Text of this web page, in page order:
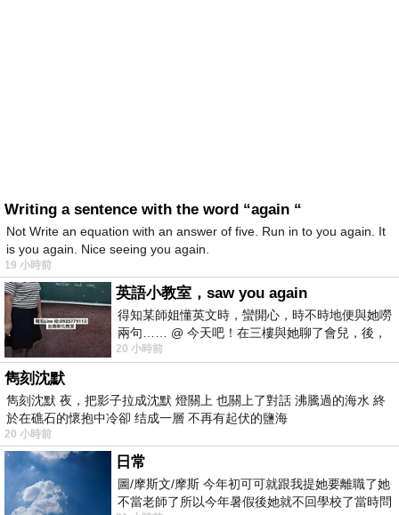
Writing a sentence with the word “again “
Not Write an equation with an answer of five. Run in to you again. It
is you again. Nice seeing you again.
19 小時前
英語小教室，saw you again
得知某師姐懂英文時，蠻開心，時不時地便與她嘮
兩句…… @ 今天吧！在三樓與她聊了會兒，後，
下二樓居然又撞到她，於是
20 小時前
雋刻沈默
雋刻沈默 夜，把影子拉成沈默 燈關上 也關上了對話 沸騰過的海水 終
於在礁石的懷抱中冷卻 结成一層 不再有起伏的鹽海
20 小時前
日常
圖/摩斯文/摩斯 今年初可可就跟我提她要離職了她
不當老師了所以今年暑假後她就不回學校了當時問